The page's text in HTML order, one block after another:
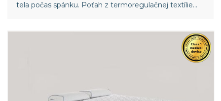
tela počas spánku. Poťah z termoregulačnej textílie